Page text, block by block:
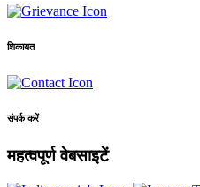
शिकायत
संपर्क करें
महत्वपूर्ण वेबसाइटें